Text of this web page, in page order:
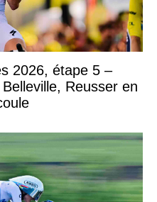
2026, étape 5 –
Reusser en